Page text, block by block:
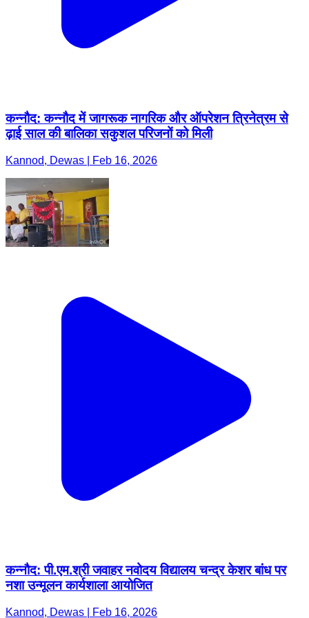
कन्नौद: कन्नौद में जागरूक नागरिक और ऑपरेशन त्रिनेत्रम से
ढ़ाई साल की बालिका सकुशल परिजनों को मिली
Kannod, Dewas | Feb 16, 2026
कन्नौद: पी.एम.श्री जवाहर नवोदय विद्यालय चन्द्र केशर बांध पर
नशा उन्मूलन कार्यशाला आयोजित
Kannod, Dewas | Feb 16, 2026